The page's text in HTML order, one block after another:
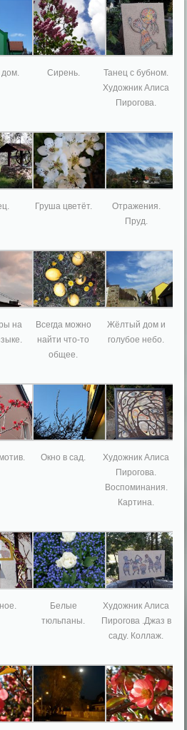
Сирень.
Танец с бубном.
Художник Алиса
Пирогова.
Груша цветёт.
Отражения.
Пруд.
на
Всегда можно
найти что-то
общее.
Жёлтый дом и
голубое небо.
Окно в сад.
Художник Алиса
Пирогова.
Воспоминания.
Картина.
Белые
тюльпаны.
Художник Алиса
Пирогова .Джаз в
саду. Коллаж.